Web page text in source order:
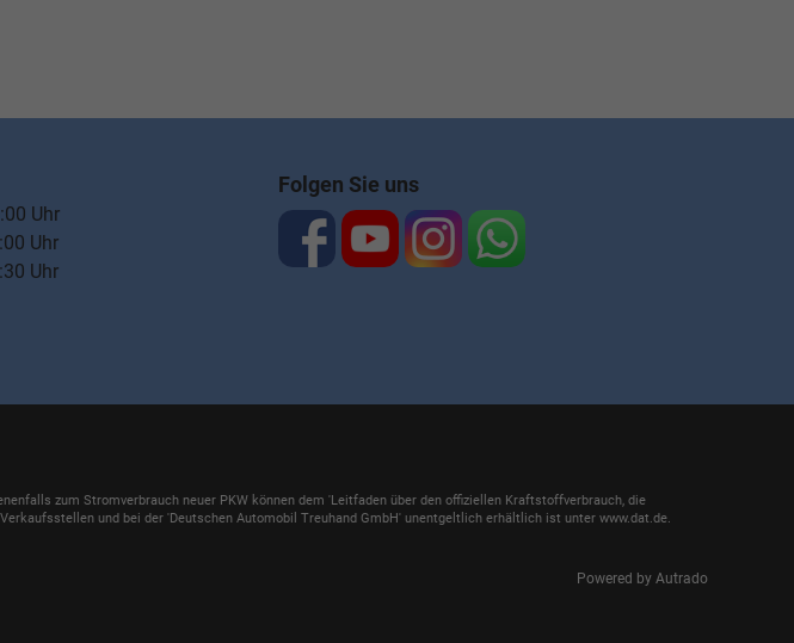
Uhr
Uhr
Folgen Sie uns
zum Stromverbrauch neuer PKW können dem 'Leitfaden über den offiziellen Kraftstoffverbrauch, die
und bei der 'Deutschen Automobil Treuhand GmbH' unentgeltlich erhältlich ist unter www.dat.de.
Powered by Autrado